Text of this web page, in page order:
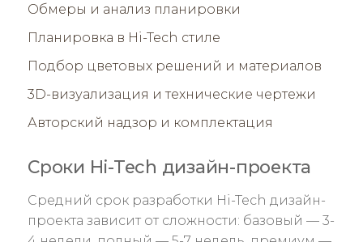
Обмеры и анализ планировки
Планировка в Hi-Tech стиле
Подбор цветовых решений и материалов
3D-визуализация и технические чертежи
Авторский надзор и комплектация
Сроки Hi-Tech дизайн-проекта
Средний срок разработки Hi-Tech дизайн-
проекта зависит от сложности: базовый — 3-